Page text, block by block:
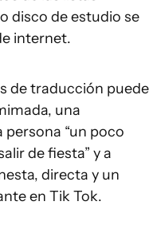
disco de estudio se
internet.
de traducción puede
una
“un poco
de fiesta” y a
directa y un
en Tik Tok.